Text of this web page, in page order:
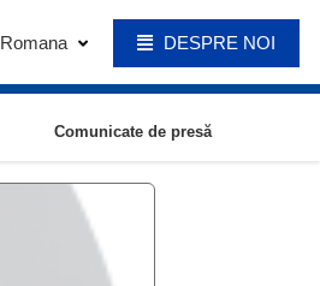
Romana DESPRE NOI
Comunicate de presă